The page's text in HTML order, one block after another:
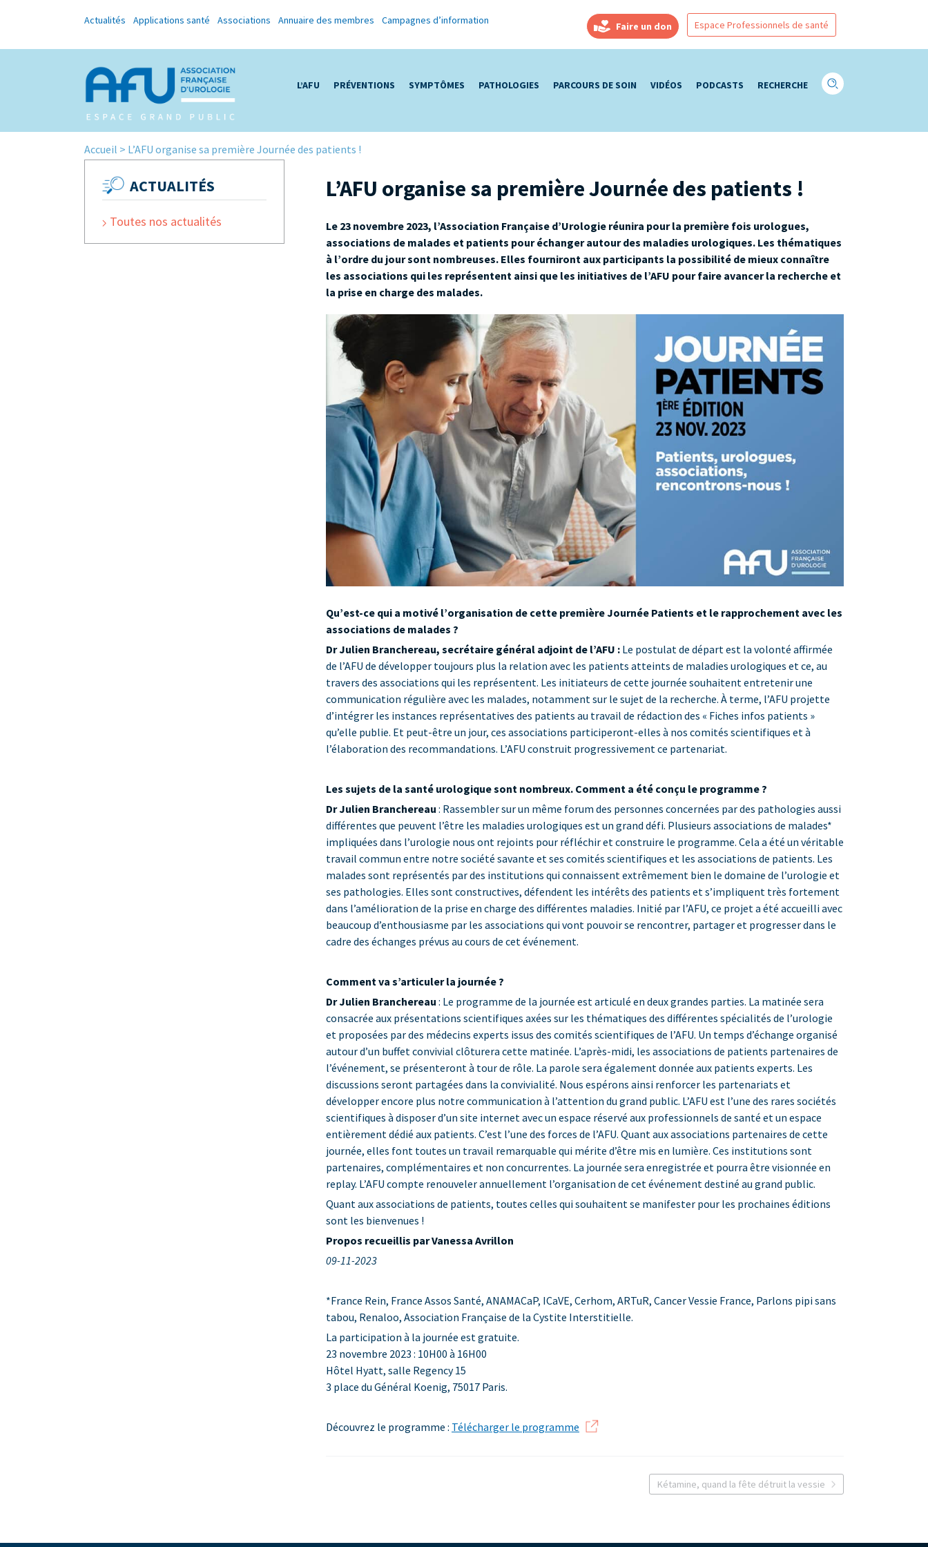
Actualités Applications santé Associations Annuaire des membres Espace Professionnels de santé
Campagnes d’information Faire un don
L’AFU PRÉVENTIONS SYMPTÔMES PATHOLOGIES PARCOURS DE SOIN VIDÉOS PODCASTS RECHERCHE
Accueil > L’AFU organise sa première Journée des patients !
ACTUALITÉS
Toutes nos actualités
L’AFU organise sa première Journée des patients !
Le 23 novembre 2023, l’Association Française d’Urologie réunira pour la première fois urologues,
associations de malades et patients pour échanger autour des maladies urologiques. Les thématiques
à l’ordre du jour sont nombreuses. Elles fourniront aux participants la possibilité de mieux connaître
les associations qui les représentent ainsi que les initiatives de l’AFU pour faire avancer la recherche et
la prise en charge des malades.
Qu’est-ce qui a motivé l’organisation de cette première Journée Patients et le rapprochement avec les
associations de malades ?
Dr Julien Branchereau, secrétaire général adjoint de l’AFU : Le postulat de départ est la volonté affirmée
de l’AFU de développer toujours plus la relation avec les patients atteints de maladies urologiques et ce, au
travers des associations qui les représentent. Les initiateurs de cette journée souhaitent entretenir une
communication régulière avec les malades, notamment sur le sujet de la recherche. À terme, l’AFU projette
d’intégrer les instances représentatives des patients au travail de rédaction des « Fiches infos patients »
qu’elle publie. Et peut-être un jour, ces associations participeront-elles à nos comités scientifiques et à
l’élaboration des recommandations. L’AFU construit progressivement ce partenariat.
Les sujets de la santé urologique sont nombreux. Comment a été conçu le programme ?
Dr Julien Branchereau : Rassembler sur un même forum des personnes concernées par des pathologies aussi
différentes que peuvent l’être les maladies urologiques est un grand défi. Plusieurs associations de malades*
impliquées dans l’urologie nous ont rejoints pour réfléchir et construire le programme. Cela a été un véritable
travail commun entre notre société savante et ses comités scientifiques et les associations de patients. Les
malades sont représentés par des institutions qui connaissent extrêmement bien le domaine de l’urologie et
ses pathologies. Elles sont constructives, défendent les intérêts des patients et s’impliquent très fortement
dans l’amélioration de la prise en charge des différentes maladies. Initié par l’AFU, ce projet a été accueilli avec
beaucoup d’enthousiasme par les associations qui vont pouvoir se rencontrer, partager et progresser dans le
cadre des échanges prévus au cours de cet événement.
Comment va s’articuler la journée ?
Dr Julien Branchereau : Le programme de la journée est articulé en deux grandes parties. La matinée sera
consacrée aux présentations scientifiques axées sur les thématiques des différentes spécialités de l’urologie
et proposées par des médecins experts issus des comités scientifiques de l’AFU. Un temps d’échange organisé
autour d’un buffet convivial clôturera cette matinée. L’après-midi, les associations de patients partenaires de
l’événement, se présenteront à tour de rôle. La parole sera également donnée aux patients experts. Les
discussions seront partagées dans la convivialité. Nous espérons ainsi renforcer les partenariats et
développer encore plus notre communication à l’attention du grand public. L’AFU est l’une des rares sociétés
scientifiques à disposer d’un site internet avec un espace réservé aux professionnels de santé et un espace
entièrement dédié aux patients. C’est l’une des forces de l’AFU. Quant aux associations partenaires de cette
journée, elles font toutes un travail remarquable qui mérite d’être mis en lumière. Ces institutions sont
partenaires, complémentaires et non concurrentes. La journée sera enregistrée et pourra être visionnée en
replay. L’AFU compte renouveler annuellement l’organisation de cet événement destiné au grand public.
Quant aux associations de patients, toutes celles qui souhaitent se manifester pour les prochaines éditions
sont les bienvenues !
Propos recueillis par Vanessa Avrillon
09-11-2023
*France Rein, France Assos Santé, ANAMACaP, ICaVE, Cerhom, ARTuR, Cancer Vessie France, Parlons pipi sans
tabou, Renaloo, Association Française de la Cystite Interstitielle.
La participation à la journée est gratuite.
23 novembre 2023 : 10H00 à 16H00
Hôtel Hyatt, salle Regency 15
3 place du Général Koenig, 75017 Paris.
Découvrez le programme : Télécharger le programme
Kétamine, quand la fête détruit la vessie